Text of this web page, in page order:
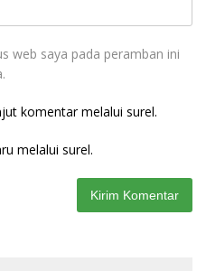
web saya pada peramban ini
komentar melalui surel.
melalui surel.